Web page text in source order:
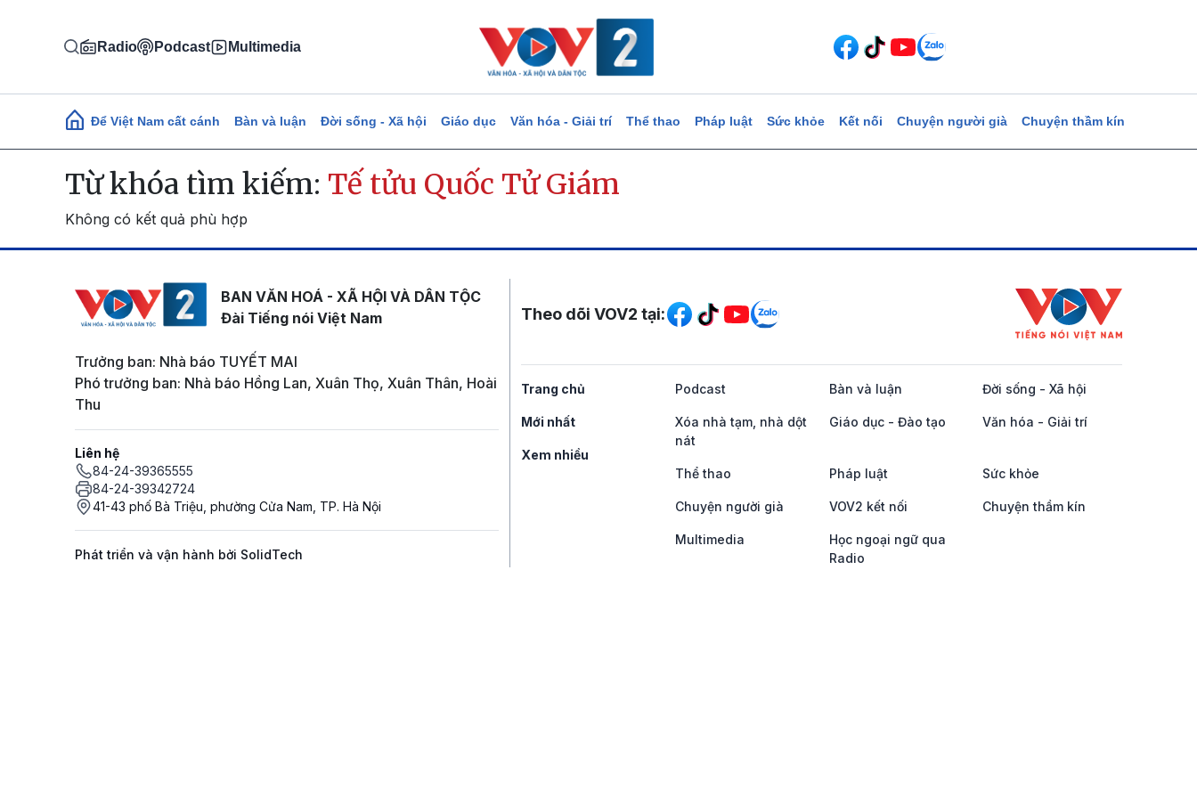
Radio Podcast Multimedia
Main navigation
Để Việt Nam cất cánh Bàn và luận Đời sống - Xã hội Giáo dục Văn hóa - Giải trí Thể thao Pháp luật Sức khỏe Kết nối Chuyện người già Chuyện thầm kín
Từ khóa tìm kiếm: Tế tửu Quốc Tử Giám
Không có kết quả phù hợp
BAN VĂN HOÁ - XÃ HỘI VÀ DÂN TỘC
Đài Tiếng nói Việt Nam
Trưởng ban: Nhà báo TUYẾT MAI
Phó trưởng ban: Nhà báo Hồng Lan, Xuân Thọ, Xuân Thân, Hoài
Thu
Liên hệ
84-24-39365555
84-24-39342724
41-43 phố Bà Triệu, phường Cửa Nam, TP. Hà Nội
Phát triển và vận hành bởi SolidTech
Mạng xã hội
Theo dõi VOV2 tại:
Trang chủ
Mới nhất
Xem nhiều
Podcast Bàn và luận Đời sống - Xã hội
Xóa nhà tạm, nhà dột
nát
Giáo dục - Đào tạo Văn hóa - Giải trí
Thể thao Pháp luật Sức khỏe
Chuyện người già VOV2 kết nối Chuyện thầm kín
Multimedia
Học ngoại ngữ qua
Radio